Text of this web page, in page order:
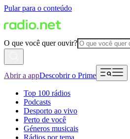
Pular para o conteúdo
O que você quer ouvir?
Abrir a appDescobrir o Prime
Top 100 rádios
Podcasts
Desporto ao vivo
Perto de você
Géneros musicais
Rádios por tema